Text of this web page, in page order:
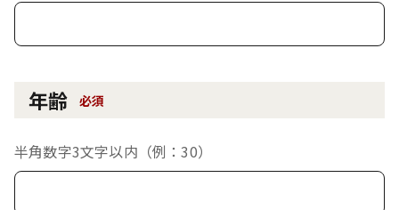
年齢 必須
半角数字3文字以内（例：30）